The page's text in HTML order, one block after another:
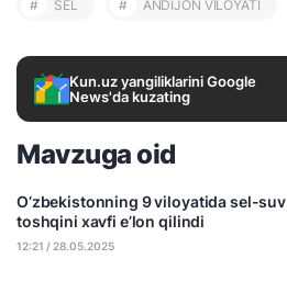
# SEL # ANDIJON VILOYATI
Kun.uz yangiliklarini Google
News'da kuzating
Mavzuga oid
O‘zbekistonning 9 viloyatida sel-suv
toshqini xavfi e’lon qilindi
12:21 / 28.05.2025